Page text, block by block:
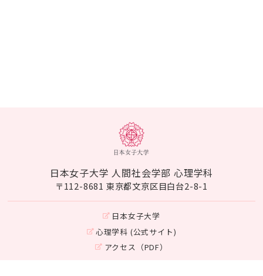
日本女子大学 人間社会学部 心理学科
〒112-8681 東京都文京区目白台2-8-1
日本女子大学
心理学科 (公式サイト)
アクセス（PDF）